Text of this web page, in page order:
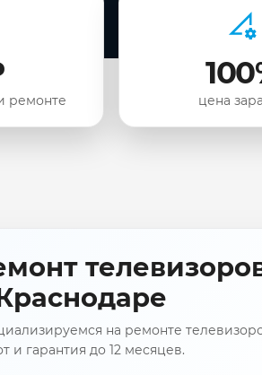
ремонте цена
на ремонте
и гарантия до 12 месяцев.